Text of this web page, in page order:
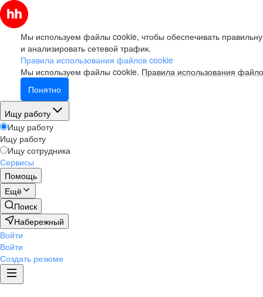
Мы используем файлы cookie, чтобы обеспечивать
и анализировать сетевой трафик.
Правила использования файлов cookie
Мы используем файлы cookie. Правила использования
Понятно
Ищу работу
Ищу работу
Ищу работу
Ищу сотрудника
Сервисы
Помощь
Ещё
Поиск
Набережный
Войти
Войти
Создать резюме